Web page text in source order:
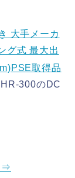
大手メーカ
グ式 最大出
取得品
300のDC
⇒